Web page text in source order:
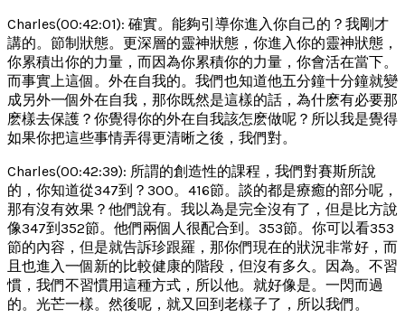
Charles(00:42:01): 確實。能夠引導你進入你自己的？我剛才
講的。節制狀態。更深層的靈神狀態，你進入你的靈神狀態，
你累積出你的力量，而因為你累積你的力量，你會活在當下。
而事實上這個。外在自我的。我們也知道他五分鐘十分鐘就變
成另外一個外在自我，那你既然是這樣的話，為什麽有必要那
麽樣去保護？你覺得你的外在自我該怎麽做呢？所以我是覺得
如果你把這些事情弄得更清晰之後，我們對。
Charles(00:42:39): 所謂的創造性的課程，我們對賽斯所說
的，你知道從347到？300。416節。談的都是療癒的部分呢，
那有沒有效果？他們說有。我以為是完全沒有了，但是比方說
像347到352節。他們兩個人很配合到。353節。你可以看353
節的內容，但是就告訴珍跟羅，那你們現在的狀況非常好，而
且也進入一個新的比較健康的階段，但沒有多久。因為。不習
慣，我們不習慣用這種方式，所以他。就好像是。一閃而過
的。光芒一樣。然後呢，就又回到老樣子了，所以我們。